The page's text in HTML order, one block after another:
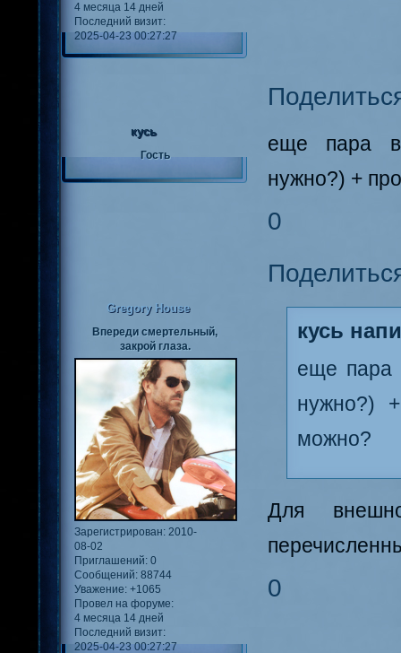
4 месяца 14 дней
Последний визит:
2025-04-23 00:27:27
кусь
Гость
еще пара
нужно?) +
0
Gregory House
Впереди смертельный,
закрой глаза.
Зарегистрирован: 2010-
08-02
Приглашений: 0
Сообщений: 88744
Уважение: +1065
Провел на форуме:
4 месяца 14 дней
Последний визит:
2025-04-23 00:27:27
кусь
еще пара
нужно?)
можно?
Для
0